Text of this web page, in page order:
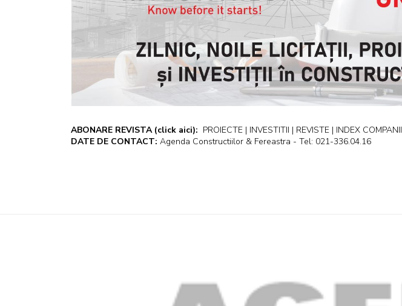
ABONARE REVISTA (click aici): PROIECTE | INVESTITII | REVISTE | INDEX COMPANII
DATE DE CONTACT: Agenda Constructiilor & Fereastra - Tel: 021-336.04.16